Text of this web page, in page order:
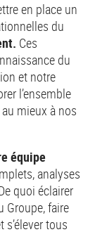
en place un
du
Ces
du
et notre
l’ensemble
mieux à nos
équipe
analyses
quoi éclairer
Groupe, faire
tous